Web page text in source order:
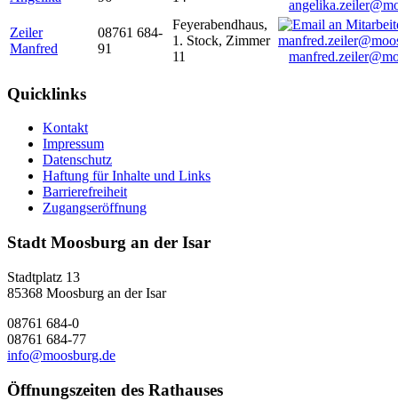
Zeiler
Manfred
08761 684-
91
Feyerabendhaus,
1. Stock, Zimmer
11
Quicklinks
Kontakt
Impressum
Datenschutz
Haftung für Inhalte und Links
Barrierefreiheit
Zugangseröffnung
Stadt Moosburg an der Isar
Stadtplatz 13
85368 Moosburg an der Isar
08761 684-0
08761 684-77
info@moosburg.de
Öffnungszeiten des Rathauses